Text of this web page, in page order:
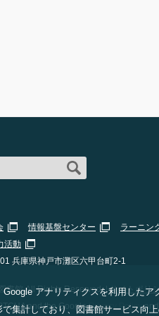
情報基盤センター ラーニン
活動
兵庫県神戸市灘区六甲台町2-1
書館 All Rights Reserved. |サイトポリ
and the GooglePrivacy Policy
アナリティクスを利用した
集計しており、図書館サービス向